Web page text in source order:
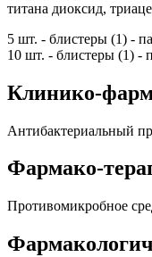
титана диоксид,
5 шт. - блистеры (1) -
10 шт. - блистеры (1) -
Клинико-
Антибактериальный
Фармако-
Противомикробное